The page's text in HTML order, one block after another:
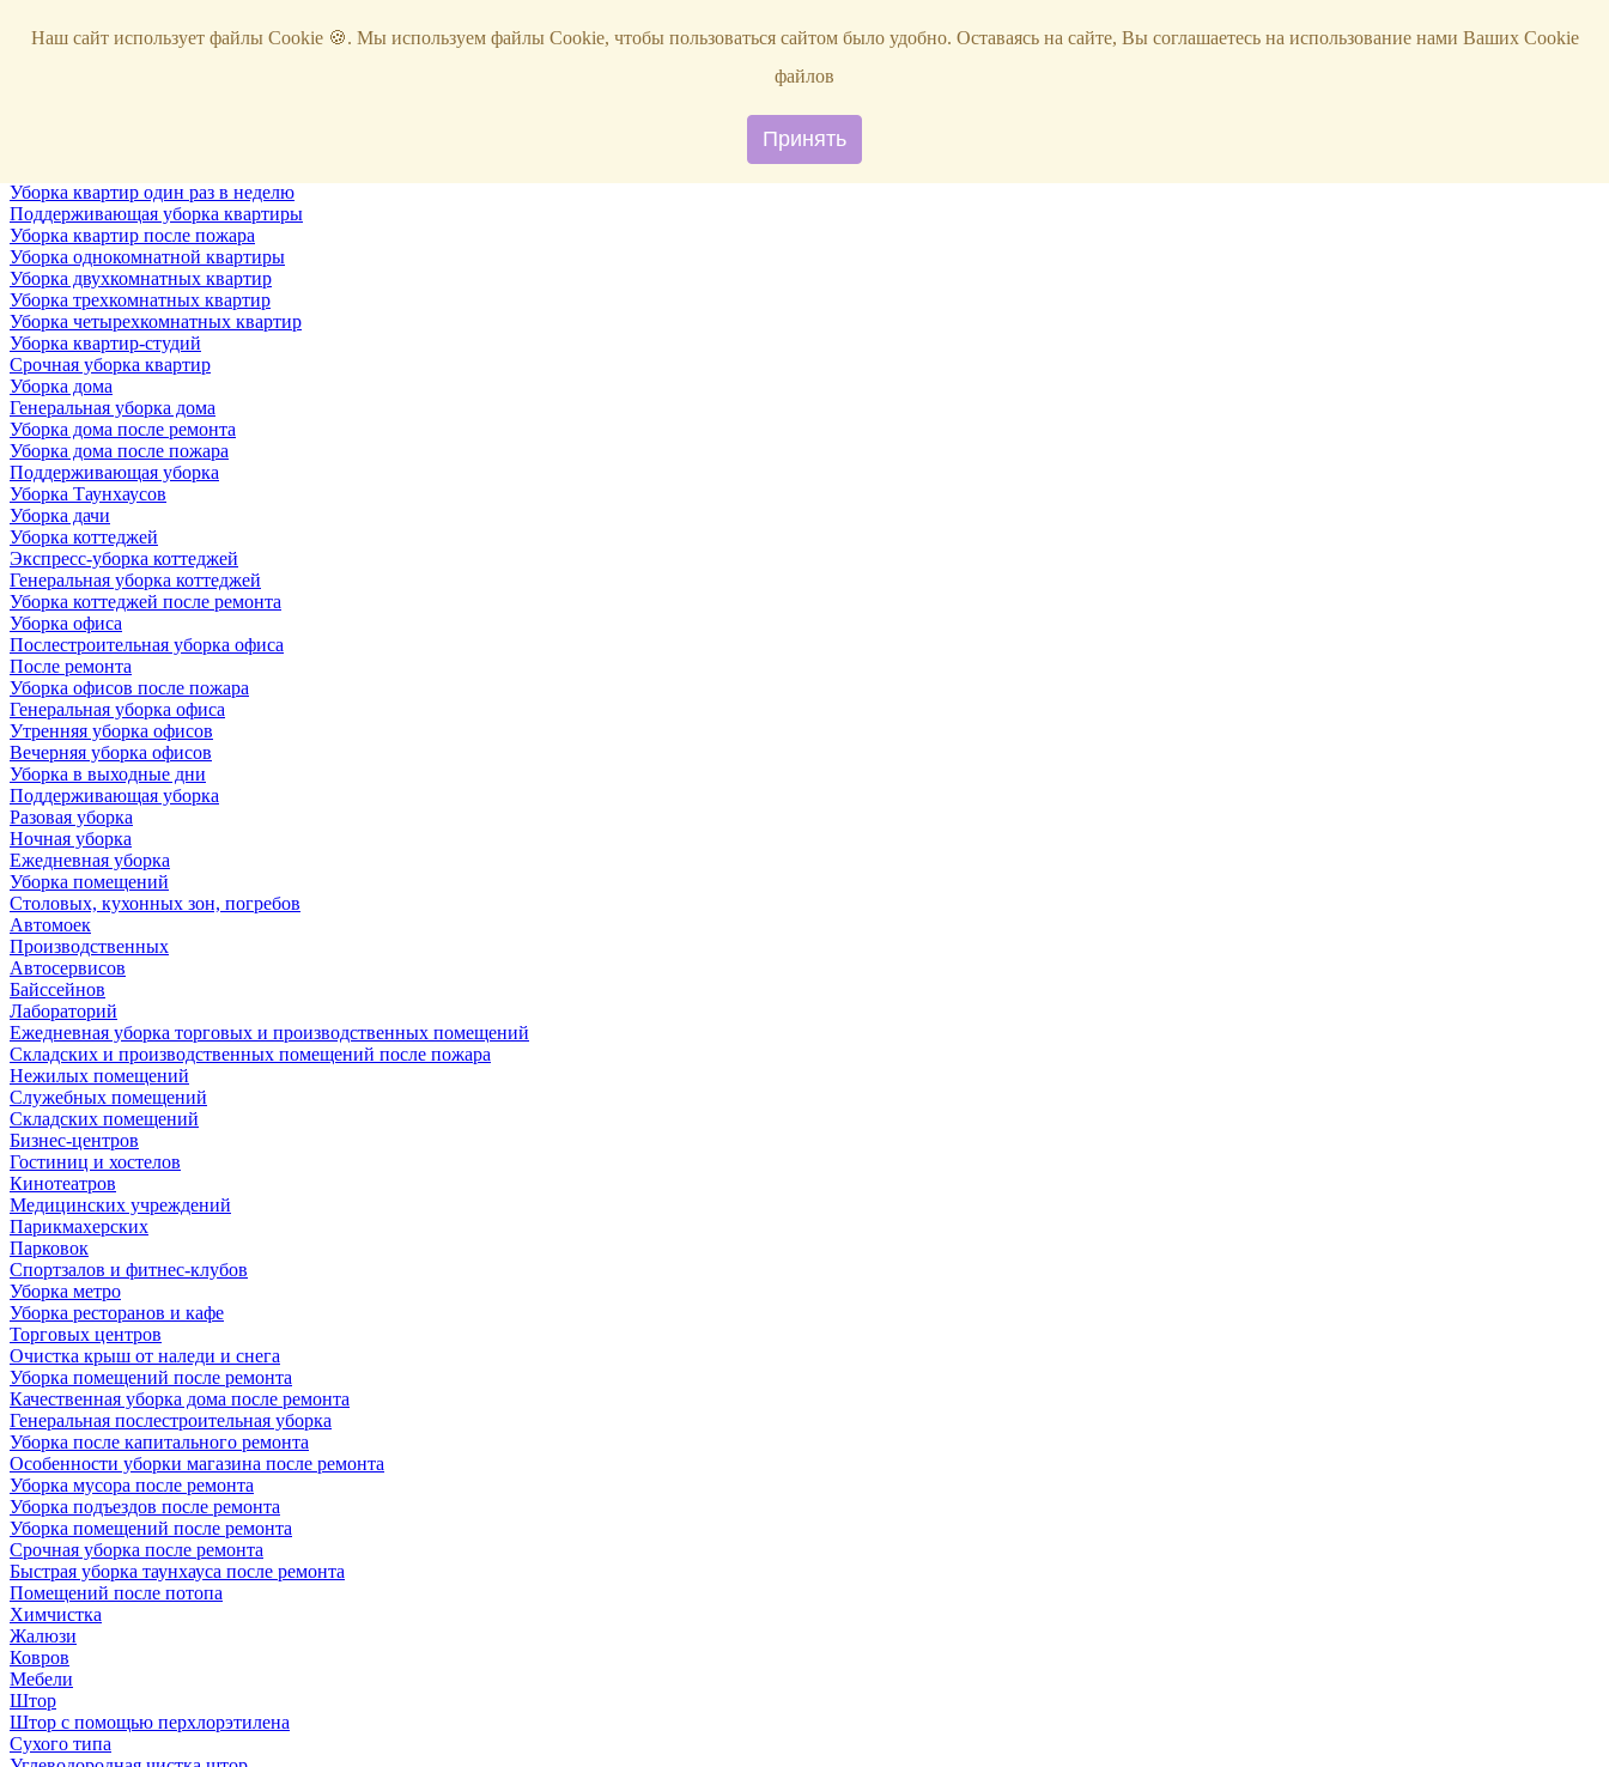
Уборка
Уборка квартир один раз в неделю
Поддерживающая уборка квартиры
Уборка квартир после пожара
Уборка однокомнатной квартиры
Уборка двухкомнатных квартир
Уборка трехкомнатных квартир
Уборка четырехкомнатных квартир
Уборка квартир-студий
Срочная уборка квартир
Уборка дома
Генеральная уборка дома
Уборка дома после ремонта
Уборка дома после пожара
Поддерживающая уборка
Уборка Таунхаусов
Уборка дачи
Уборка коттеджей
Экспресс-уборка коттеджей
Генеральная уборка коттеджей
Уборка коттеджей после ремонта
Уборка офиса
Послестроительная уборка офиса
После ремонта
Уборка офисов после пожара
Генеральная уборка офиса
Утренняя уборка офисов
Вечерняя уборка офисов
Уборка в выходные дни
Поддерживающая уборка
Разовая уборка
Ночная уборка
Ежедневная уборка
Уборка помещений
Столовых, кухонных зон, погребов
Автомоек
Производственных
Автосервисов
Байссейнов
Лабораторий
Ежедневная уборка торговых и производственных помещений
Складских и производственных помещений после пожара
Нежилых помещений
Служебных помещений
Складских помещений
Бизнес-центров
Гостиниц и хостелов
Кинотеатров
Медицинских учреждений
Парикмахерских
Парковок
Спортзалов и фитнес-клубов
Уборка метро
Уборка ресторанов и кафе
Торговых центров
Очистка крыш от наледи и снега
Уборка помещений после ремонта
Качественная уборка дома после ремонта
Генеральная послестроительная уборка
Уборка после капитального ремонта
Особенности уборки магазина после ремонта
Уборка мусора после ремонта
Уборка подъездов после ремонта
Уборка помещений после ремонта
Срочная уборка после ремонта
Быстрая уборка таунхауса после ремонта
Помещений после потопа
Химчистка
Жалюзи
Ковров
Мебели
Штор
Штор с помощью перхлорэтилена
Сухого типа
Наш сайт использует файлы Cookie 🍪. Мы используем файлы Cookie, чтобы пользоваться сайтом было удобно. Оставаясь на сайте, Вы соглашаетесь на использование нами Ваших Cookie
файлов
Принять